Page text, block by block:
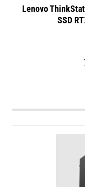
Lenovo
SSD